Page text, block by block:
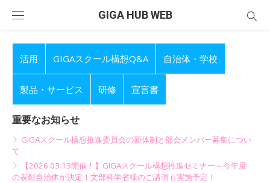
GIGA HUB WEB
活用 GIGAスクール構想Q&A 自治体・学校
製品・サービス 研修 宣言書
重要なお知らせ
GIGAスクール構想推進委員会の新体制と部会メンバー募集につい
て
【2026.03.13開催！】GIGAスクール構想推進セミナー～今年度
の表彰自治体が決定！文部科学省様のご講演も実施予定！